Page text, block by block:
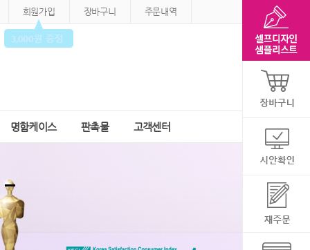
회원가입 장바구니 주문내역
명함케이스 판촉물 고객센터